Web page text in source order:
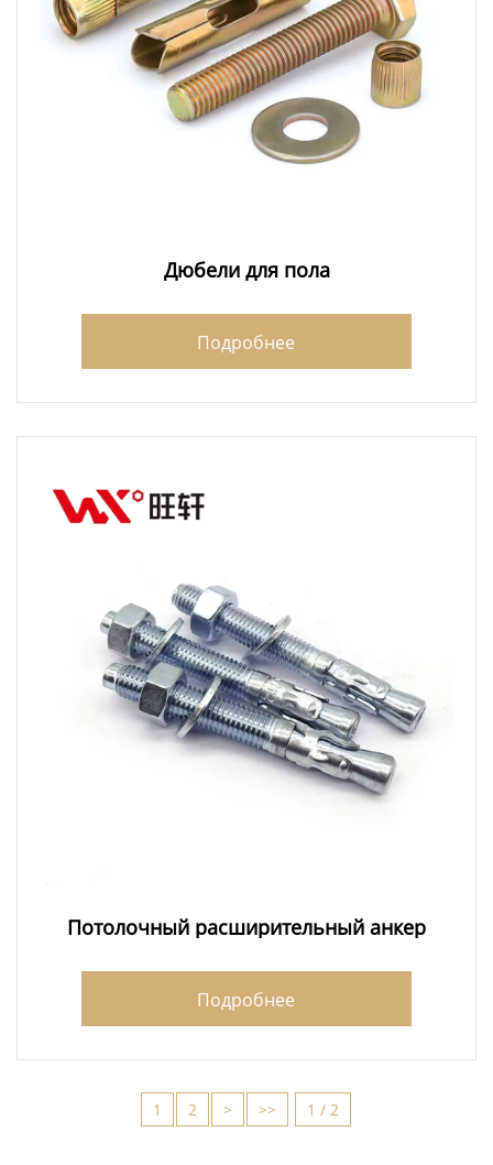
Дюбели для пола
Подробнее
Потолочный расширительный анкер
Подробнее
1 2 > >> 1 / 2